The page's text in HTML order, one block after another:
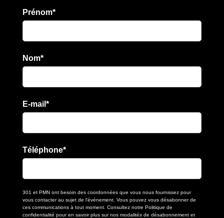
Prénom*
Nom*
E-mail *
Téléphone*
301 et PMN ont besoin des coordonnées que vous nous fournissez pour
vous contacter au sujet de l'événement. Vous pouvez vous désabonner de
ces communications à tout moment. Consultez notre Politique de
confidentialité pour en savoir plus sur nos modalités de désabonnement et